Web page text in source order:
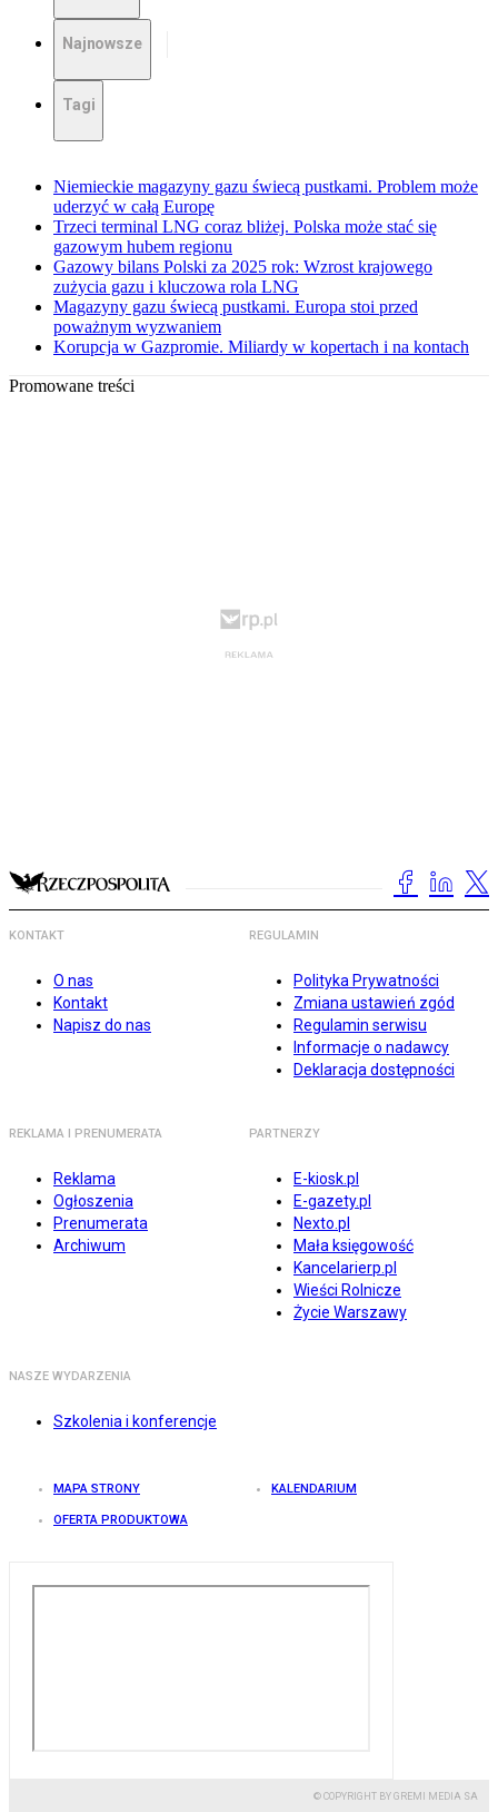
Najnowsze
Tagi
Niemieckie magazyny gazu świecą pustkami. Problem może
uderzyć w całą Europę
Trzeci terminal LNG coraz bliżej. Polska może stać się
gazowym hubem regionu
Gazowy bilans Polski za 2025 rok: Wzrost krajowego
zużycia gazu i kluczowa rola LNG
Magazyny gazu świecą pustkami. Europa stoi przed
poważnym wyzwaniem
Korupcja w Gazpromie. Miliardy w kopertach i na kontach
Promowane treści
KONTAKT
O nas
Kontakt
Napisz do nas
REGULAMIN
Polityka Prywatności
Zmiana ustawień zgód
Regulamin serwisu
Informacje o nadawcy
Deklaracja dostępności
REKLAMA I PRENUMERATA
Reklama
Ogłoszenia
Prenumerata
Archiwum
PARTNERZY
E-kiosk.pl
E-gazety.pl
Nexto.pl
Mała księgowość
Kancelarierp.pl
Wieści Rolnicze
Życie Warszawy
NASZE WYDARZENIA
Szkolenia i konferencje
MAPA STRONY KALENDARIUM
OFERTA PRODUKTOWA
© COPYRIGHT BY GREMI MEDIA SA